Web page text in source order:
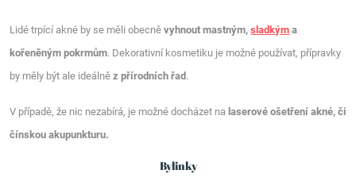
Lidé trpící akné by se měli obecněvyhnout mastným,sladkým a
kořeněným pokrmům. Dekorativní kosmetiku je možné používat, přípravky
by měly být ale ideálněz přírodních řad.
V případě, že nic nezabírá, je možné docházet na laserové ošetření akné, či
čínskou akupunkturu.
Bylinky